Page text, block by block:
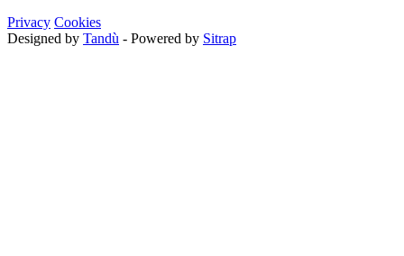
Privacy Cookies
Designed by Tandù - Powered by Sitrap